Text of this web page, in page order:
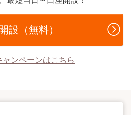
設（無料）
ンペーンはこちら